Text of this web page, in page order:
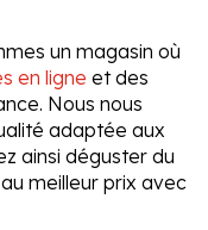
un magasin où
en ligne et des
Nous nous
adaptée aux
ainsi déguster du
meilleur prix avec